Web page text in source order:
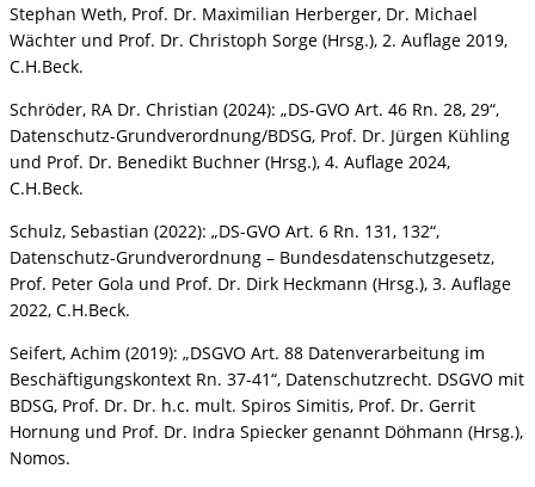
Stephan Weth, Prof. Dr. Maximilian Herberger, Dr. Michael
Wächter und Prof. Dr. Christoph Sorge (Hrsg.), 2. Auflage 2019,
C.H.Beck.
Schröder, RA Dr. Christian (2024): „DS-GVO Art. 46 Rn. 28, 29“,
Datenschutz-Grundverordnung/BDSG, Prof. Dr. Jürgen Kühling
und Prof. Dr. Benedikt Buchner (Hrsg.), 4. Auflage 2024,
C.H.Beck.
Schulz, Sebastian (2022): „DS-GVO Art. 6 Rn. 131, 132“,
Datenschutz-Grundverordnung – Bundesdatenschutzgesetz,
Prof. Peter Gola und Prof. Dr. Dirk Heckmann (Hrsg.), 3. Auflage
2022, C.H.Beck.
Seifert, Achim (2019): „DSGVO Art. 88 Datenverarbeitung im
Beschäftigungskontext Rn. 37-41“, Datenschutzrecht. DSGVO mit
BDSG, Prof. Dr. Dr. h.c. mult. Spiros Simitis, Prof. Dr. Gerrit
Hornung und Prof. Dr. Indra Spiecker genannt Döhmann (Hrsg.),
Nomos.